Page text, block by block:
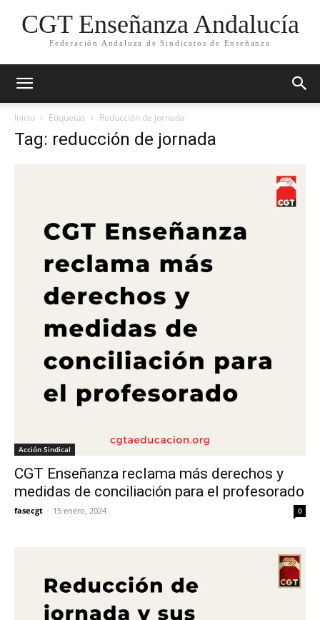
CGT Enseñanza Andalucía
Federación Andaluza de Sindicatos de Enseñanza
Inicio Etiquetas Reducción de jornada
Tag: reducción de jornada
Acción Sindical
CGT Enseñanza reclama más derechos y
medidas de conciliación para el profesorado
fasecgt - 15 enero, 2024 0